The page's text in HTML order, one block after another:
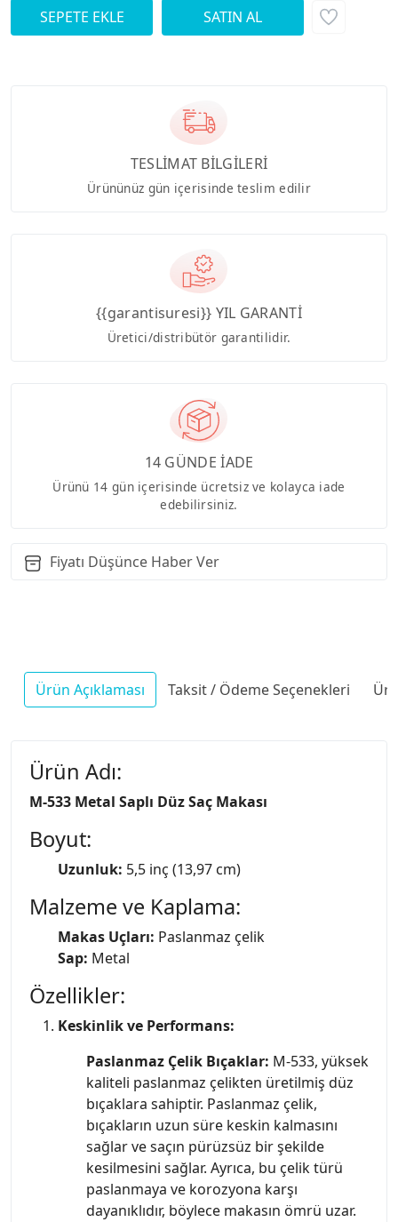
TESLİMAT BİLGİLERİ
Ürününüz gün içerisinde teslim edilir
{{garantisuresi}} YIL GARANTİ
Üretici/distribütör garantilidir.
14 GÜNDE İADE
Ürünü 14 gün içerisinde ücretsiz ve kolayca iade
edebilirsiniz.
Fiyatı Düşünce Haber Ver
Ürün Açıklaması Taksit / Ödeme Seçenekleri
Ürün Adı:
M-533 Metal Saplı Düz Saç Makası
Boyut:
Uzunluk: 5,5 inç (13,97 cm)
Malzeme ve Kaplama:
Makas Uçları: Paslanmaz çelik
Sap: Metal
Özellikler:
Keskinlik ve Performans:
Paslanmaz Çelik Bıçaklar: M-533, yüksek
kaliteli paslanmaz çelikten üretilmiş düz
bıçaklara sahiptir. Paslanmaz çelik,
bıçakların uzun süre keskin kalmasını
sağlar ve saçın pürüzsüz bir şekilde
kesilmesini sağlar. Ayrıca, bu çelik türü
paslanmaya ve korozyona karşı
dayanıklıdır, böylece makasın ömrü uzar.